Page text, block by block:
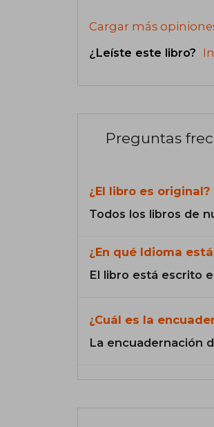
Cargar más
¿Leíste este libro?
Preguntas
¿El libro es original?
Todos los libros de
¿En qué Idioma
El libro está escrito
¿Cuál es la
La encuadernación